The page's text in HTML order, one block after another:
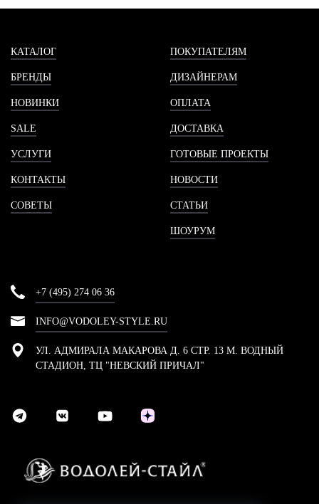
КАТАЛОГ
БРЕНДЫ
НОВИНКИ
SALE
УСЛУГИ
КОНТАКТЫ
СОВЕТЫ
ПОКУПАТЕЛЯМ
ДИЗАЙНЕРАМ
ОПЛАТА
ДОСТАВКА
ГОТОВЫЕ ПРОЕКТЫ
НОВОСТИ
СТАТЬИ
ШОУРУМ
+7 (495) 274 06 36
INFO@VODOLEY-STYLE.RU
УЛ. АДМИРАЛА МАКАРОВА Д. 6 СТР. 13 М. ВОДНЫЙ
СТАДИОН, ТЦ "НЕВСКИЙ ПРИЧАЛ"